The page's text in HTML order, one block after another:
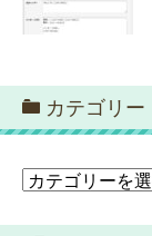
カテゴリー
カ
ゴ